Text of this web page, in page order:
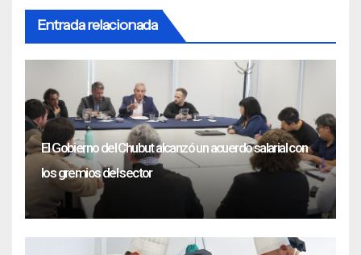
Entrada relacionada
El Gobierno del Chubut alcanzó un acuerdo salarial con
los gremios del sector